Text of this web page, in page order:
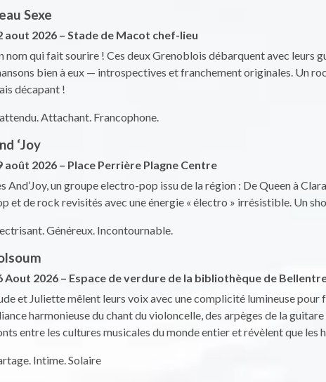
Sexe
aout 2026 – Stade de Macot chef-lieu
nom qui fait sourire ! Ces deux Grenoblois débarquent avec leurs
bien à eux — introspectives et franchement originales. Un
décapant !
Attachant. Francophone.
‘Joy
août 2026 – Place Perrière Plagne Centre
And’Joy, un groupe electro-pop issu de la région : De Queen à
et de rock revisités avec une énergie « électro » irrésistible. Un
Généreux. Incontournable.
Aout 2026 – Espace de verdure de la bibliothèque de
et Juliette mêlent leurs voix avec une complicité lumineuse
harmonieuse du chant du violoncelle, des arpèges de la
entre les cultures musicales du monde entier et révèlent que
Intime. Solaire